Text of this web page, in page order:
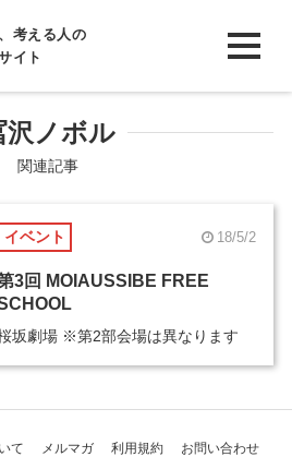
考える人の
イト
沢ノボル
関連記事
イベント 18/5/2
3回 MOIAUSSIBE FREE
坂劇場 ※第2部会場は異なります
て メルマガ 利用規約 お問い合わせ